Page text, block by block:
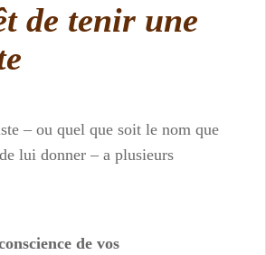
de tenir une
– ou quel que soit le nom que
lui donner – a plusieurs
de vos